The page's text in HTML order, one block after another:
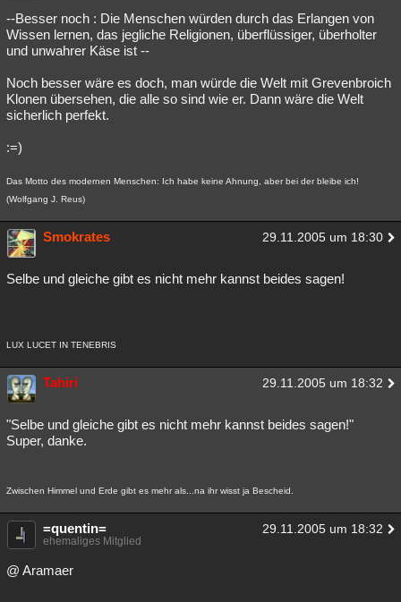
--Besser noch : Die Menschen würden durch das Erlangen von
Wissen lernen, das jegliche Religionen, überflüssiger, überholter
und unwahrer Käse ist --
Noch besser wäre es doch, man würde die Welt mit Grevenbroich
Klonen übersehen, die alle so sind wie er. Dann wäre die Welt
sicherlich perfekt.
:=)
Das Motto des modernen Menschen: Ich habe keine Ahnung, aber bei der bleibe ich!
(Wolfgang J. Reus)
Smokrates 29.11.2005 um 18:30
Selbe und gleiche gibt es nicht mehr kannst beides sagen!
LUX LUCET IN TENEBRIS
Tahiri 29.11.2005 um 18:32
"Selbe und gleiche gibt es nicht mehr kannst beides sagen!"
Super, danke.
Zwischen Himmel und Erde gibt es mehr als...na ihr wisst ja Bescheid.
=quentin= 29.11.2005 um 18:32
ehemaliges Mitglied
@ Aramaer